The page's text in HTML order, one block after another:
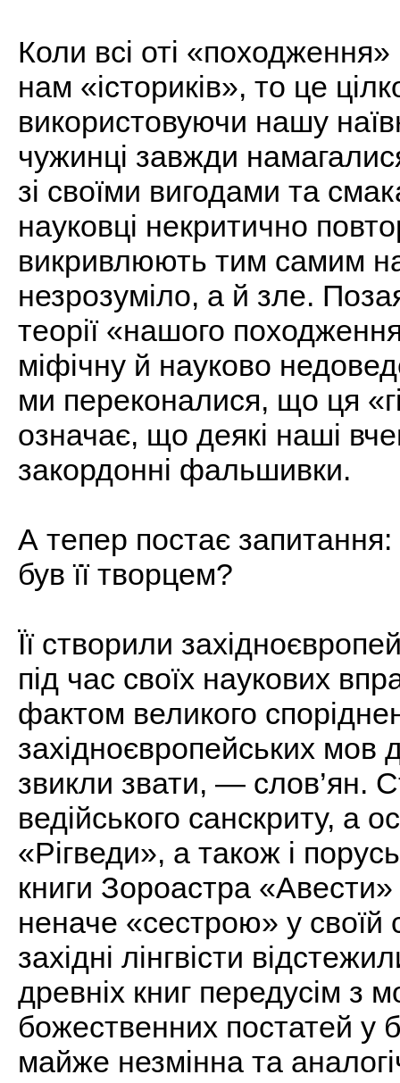
Коли всі оті
нам «істориків», то це
використовуючи нашу
чужинці завжди
зі своїми вигодами та
науковці некритично
викривлюють тим самим
незрозуміло, а й зле.
теорії «нашого
міфічну й науково
ми переконалися, що ця
означає, що деякі наші
закордонні фальшивки.
А тепер постає
був її творцем?
Її створили
під час своїх наукових
фактом великого
західноєвропейських мов
звикли звати, — слов’ян.
ведійського санскриту, а
«Рігведи», а також і
книги Зороастра «Авести»
неначе «сестрою» у своїй
західні лінгвісти
древніх книг передусім з
божественних постатей у
майже незмінна та